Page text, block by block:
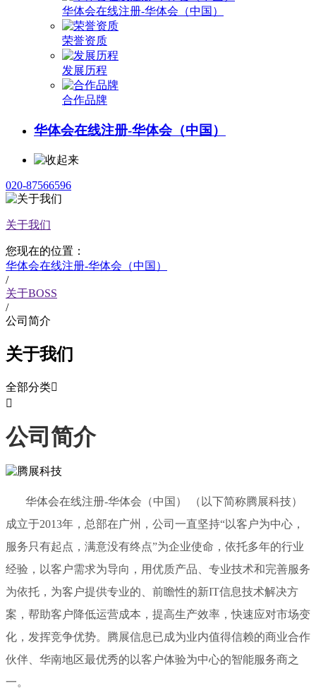
华体会在线注册-华体会（中国）
荣誉资质
发展历程
合作品牌
华体会在线注册-华体会（中国）
020-87566596
关于我们
您现在的位置：
华体会在线注册-华体会（中国）
/
关于BOSS
/
公司简介
关于我们
全部分类

公司简介
华体会在线注册-华体会（中国） （以下简称腾展科技）
成立于2013年，总部在广州，公司一直坚持“以客户为中心，
服务只有起点，满意没有终点”为企业使命，依托多年的行业
经验，以客户需求为导向，用优质产品、专业技术和完善服务
为依托，为客户提供专业的、前瞻性的新IT信息技术解决方
案，帮助客户降低运营成本，提高生产效率，快速应对市场变
化，发挥竞争优势。腾展信息已成为业内值得信赖的商业合作
伙伴、华南地区最优秀的以客户体验为中心的智能服务商之
一。